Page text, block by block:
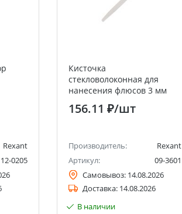
Rexant
12-0205
Кисточка
стекловолоконная для
нанесения флюсов 3 мм
156.11 ₽/шт
Производитель:
Rexant
Артикул:
09-3601
Самовывоз: 14.08.2026
Доставка: 14.08.2026
В наличии